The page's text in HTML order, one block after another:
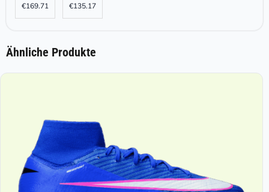
€169.71 €135.17
Ähnliche Produkte